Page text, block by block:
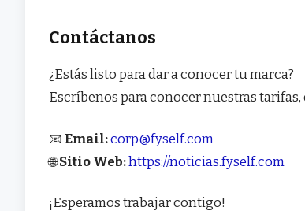
Contáctanos
¿Estás listo para dar a conocer tu marca?
Escríbenos para conocer nuestras
📧 Email:corp@fyself.com
🌐Sitio Web:https://noticias.fyself.com
¡Esperamos trabajar contigo!